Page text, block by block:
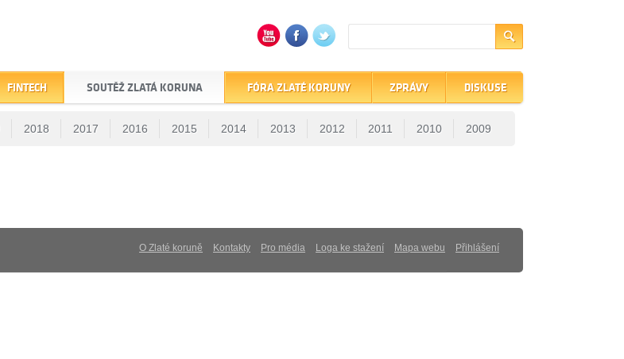
FINTECH SOUTĚŽ ZLATÁ KORUNA
2018 2017 2016 2015 2014 2013 2012 2011 2010 2009
FÓRA ZLATÉ KORUNY ZPRÁVY DISKUSE
O Zlaté koruně Kontakty Pro média Loga ke stažení Mapa webu Přihlášení